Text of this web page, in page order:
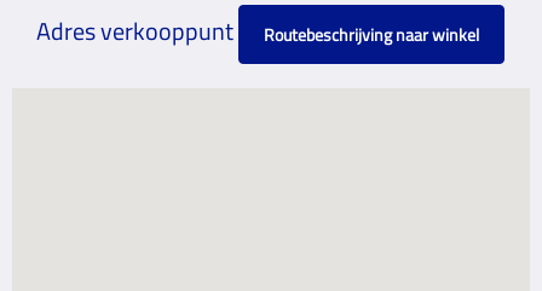
Adres verkooppunt Routebeschrijving naar winkel